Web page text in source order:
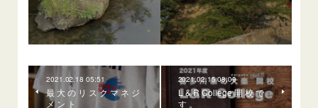
2021.02.18 05:51
最 大 の リ ス ク マ ネ ジ
メ ン ト
2021.02.15 08:09
L & R College 開 校 で
す 。